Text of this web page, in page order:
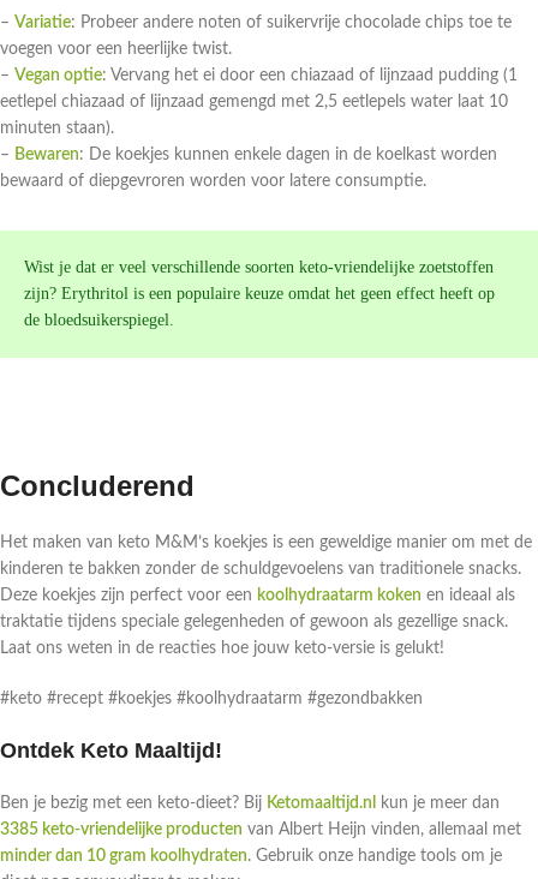
– Variatie: Probeer andere noten of suikervrije chocolade chips toe te
voegen voor een heerlijke twist.
– Vegan optie: Vervang het ei door een chiazaad of lijnzaad pudding (1
eetlepel chiazaad of lijnzaad gemengd met 2,5 eetlepels water laat 10
minuten staan).
– Bewaren: De koekjes kunnen enkele dagen in de koelkast worden
bewaard of diepgevroren worden voor latere consumptie.
Wist je dat er veel verschillende soorten keto-vriendelijke zoetstoffen
zijn? Erythritol is een populaire keuze omdat het geen effect heeft op
de bloedsuikerspiegel.
Concluderend
Het maken van keto M&M’s koekjes is een geweldige manier om met de
kinderen te bakken zonder de schuldgevoelens van traditionele snacks.
Deze koekjes zijn perfect voor een koolhydraatarm koken en ideaal als
traktatie tijdens speciale gelegenheden of gewoon als gezellige snack.
Laat ons weten in de reacties hoe jouw keto-versie is gelukt!
#keto #recept #koekjes #koolhydraatarm #gezondbakken
Ontdek Keto Maaltijd!
Ben je bezig met een keto-dieet? Bij Ketomaaltijd.nl
kun je meer dan
3385 keto-vriendelijke producten van Albert Heijn vinden, allemaal met
minder dan 10 gram koolhydraten. Gebruik onze handige tools om je